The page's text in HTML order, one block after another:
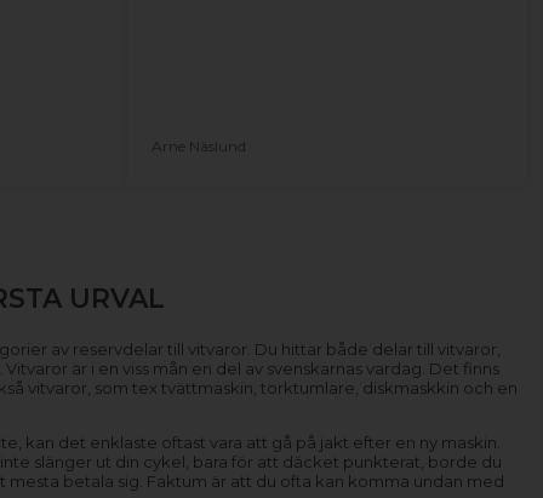
Arne Näslund
URVAL
av reservdelar till vitvaror. Du hittar både delar till vitvaror,
är i en viss mån en del av svenskarnas vardag. Det finns
vitvaror, som tex tvättmaskin, torktumlare, diskmaskkin och en
kan det enklaste oftast vara att gå på jakt efter en ny maskin.
slänger ut din cykel, bara för att däcket punkterat, borde du
betala sig. Faktum är att du ofta kan komma undan med